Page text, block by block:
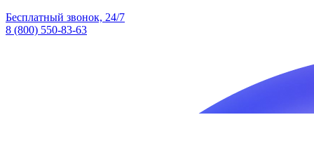
Бесплатный звонок, 24/7
8 (800) 550-83-63